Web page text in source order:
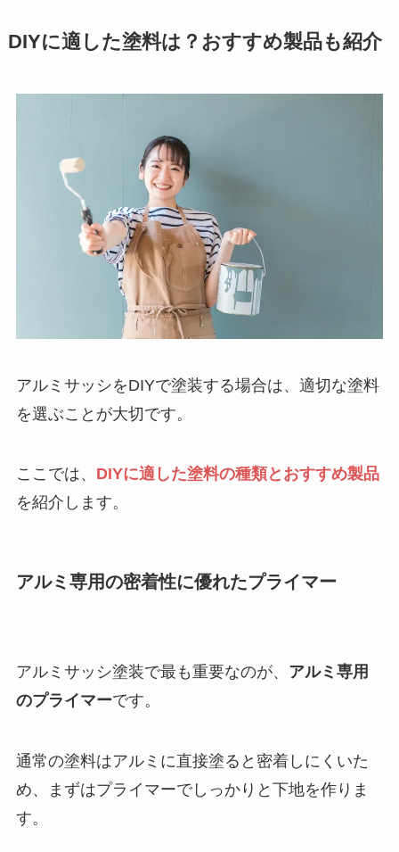
DIYに適した塗料は？おすすめ製品も紹介
アルミサッシをDIYで塗装する場合は、適切な塗料
を選ぶことが大切です。
ここでは、 DIYに適した塗料の種類とおすすめ製品
を紹介します。
アルミ専用の密着性に優れたプライマー
アルミサッシ塗装で最も重要なのが、 アルミ専用
のプライマーです。
通常の塗料はアルミに直接塗ると密着しにくいた
め、まずはプライマーでしっかりと下地を作りま
す。